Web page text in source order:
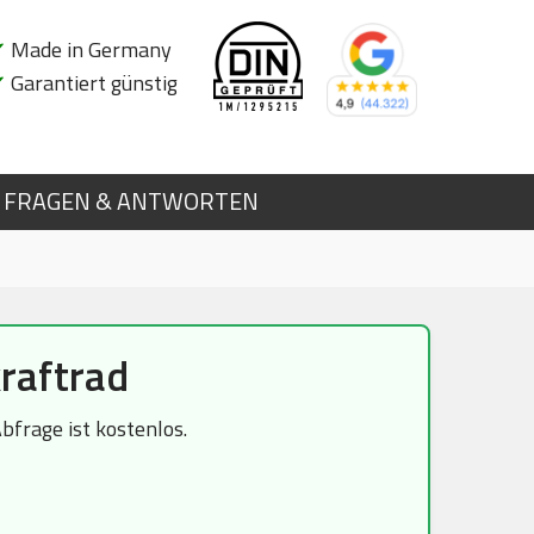
Made in Germany
Garantiert günstig
FRAGEN & ANTWORTEN
ist kostenlos.